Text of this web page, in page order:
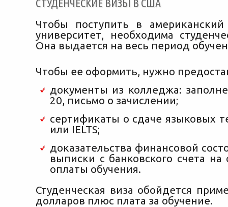
СТУДЕНЧЕСКИЕ ВИЗЫ В США
Чтобы поступить в
университет, необходима
Она выдается на весь период
Чтобы ее оформить, нужно
документы из колледжа:
20, письмо о зачислении;
сертификаты о сдаче языковых
или IELTS;
доказательства финансовой
выписки с банковского счета на
оплаты обучения.
Студенческая виза обойдется
долларов плюс плата за обучение.